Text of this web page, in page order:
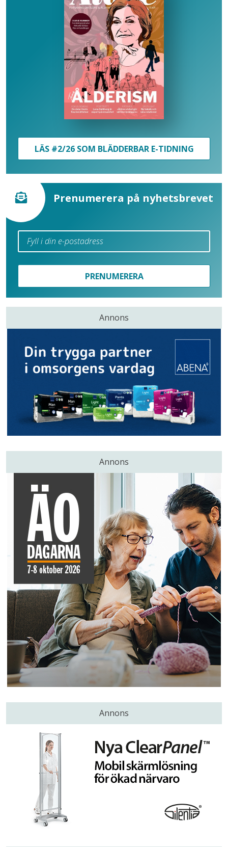
LÄS #2/26 SOM BLÄDDERBAR E-TIDNING
Prenumerera på nyhetsbrevet
PRENUMERERA
Annons
Annons
Annons